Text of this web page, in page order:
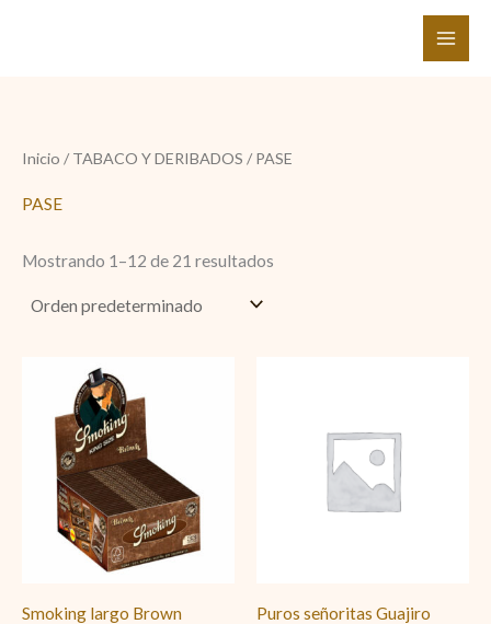
Inicio /TABACO Y DERIBADOS / PASE
PASE
Mostrando 1–12 de 21 resultados
Smoking largo Brown
Smoking
largo
Brown
cantidad
Puros señoritas Guajiro
Guajiro
cantidad